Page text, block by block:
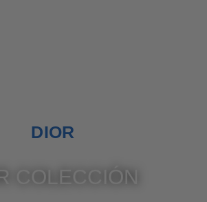
DIOR
COLECCIÓN